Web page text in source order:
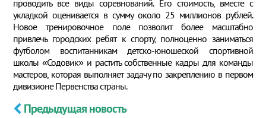
проводить все виды соревнований. Его стоимость, вместе с
укладкой оценивается в сумму около 25 миллионов рублей.
Новое тренировочное поле позволит более масштабно
привлечь городских ребят к спорту, полноценно заниматься
футболом воспитанникам детско-юношеской спортивной
школы «Содовик» и растить собственные кадры для команды
мастеров, которая выполняет задачу по закреплению в первом
дивизионе Первенства страны.
Предыдущая новость